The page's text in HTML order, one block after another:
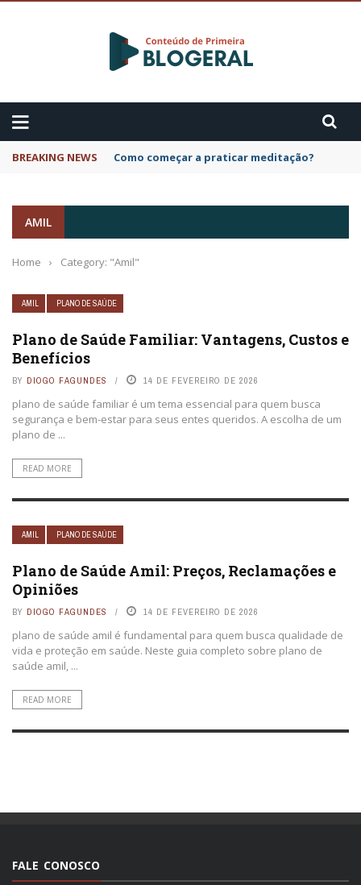
BREAKING NEWS Como começar a praticar meditação?
AMIL
Home › Category: "Amil"
AMIL PLANO DE SAÚDE
Plano de Saúde Familiar: Vantagens, Custos e
Benefícios
BY DIOGO FAGUNDES 14 DE FEVEREIRO DE 2026
plano de saúde familiar é um tema essencial para quem busca
segurança e bem-estar para seus entes queridos. A escolha de um
plano de ...
READ MORE
AMIL PLANO DE SAÚDE
Plano de Saúde Amil: Preços, Reclamações e
Opiniões
BY DIOGO FAGUNDES 14 DE FEVEREIRO DE 2026
plano de saúde amil é fundamental para quem busca qualidade de
vida e proteção em saúde. Neste guia completo sobre plano de
saúde amil, ...
READ MORE
FALE CONOSCO